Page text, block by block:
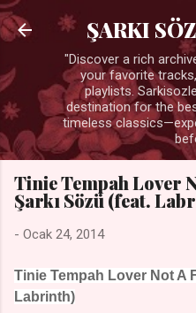
Ana
ŞARKI
"Discover a rich
your favorite
playlists.
destination for the
timeless
Tinie Tempah Lover
Şarkı Sözü (feat.
- Ocak 24, 2014
Tinie Tempah Lover Not A
Labrinth)